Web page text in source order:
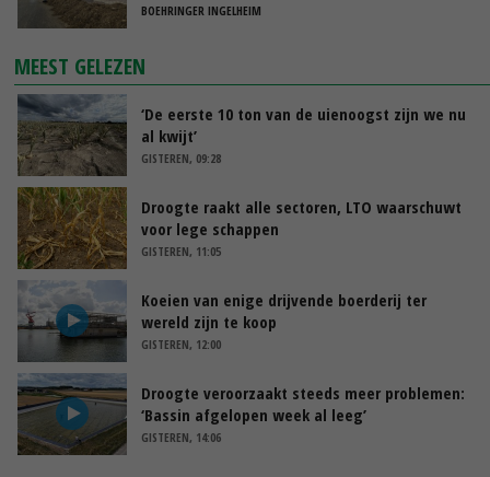
BOEHRINGER INGELHEIM
MEEST GELEZEN
‘De eerste 10 ton van de uienoogst zijn we nu
al kwijt’
GISTEREN, 09:28
Droogte raakt alle sectoren, LTO waarschuwt
voor lege schappen
GISTEREN, 11:05
Koeien van enige drijvende boerderij ter
wereld zijn te koop
GISTEREN, 12:00
Droogte veroorzaakt steeds meer problemen:
‘Bassin afgelopen week al leeg’
GISTEREN, 14:06